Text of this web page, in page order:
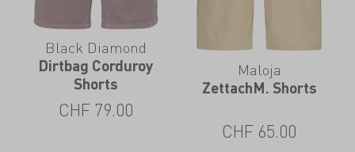
Black Diamond
Dirtbag Corduroy
Shorts
CHF 79.00
Maloja
ZettachM. Shorts
CHF 65.00